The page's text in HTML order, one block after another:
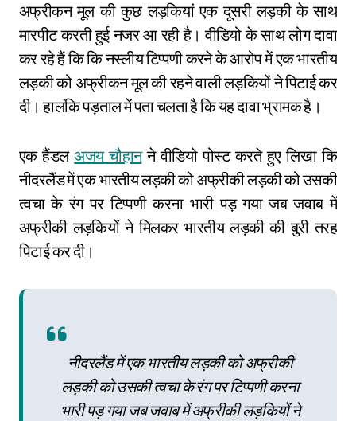
अफ्रीकन मूल की कुछ लड़कियां एक दूसरी लड़की के साथ
मारपीट करती हुई नजर आ रही है। वीडियो के साथ लोग दावा
कर रहे हैं कि कि नस्लीय टिप्पणी करने के आरोप में एक भारतीय
लड़की को अफ्रीकन मूल की रहने वाली लड़कियों ने पिटाई कर
दी। हालंकि पड़ताल में पता चलता है कि यह दावा भ्रामक है।
एक हैंडलअजय चौहानने वीडियो पोस्ट करते हुए लिखा कि
नीदरलैंड में एक भारतीय लड़की को अफ्रीकी लड़की को उसकी
त्वचा के रंग पर टिप्पणी करना भारी पड़ गया जब जवाब में
अफ्रीकी लड़कियों ने मिलकर भारतीय लड़की की बुरी तरह
पिटाई कर दी।
नीदरलैंड में एक भारतीय लड़की को अफ्रीकी
लड़की को उसकी त्वचा के रंग पर टिप्पणी करना
भारी पड़ गया जब जवाब में अफ्रीकी लड़कियों ने